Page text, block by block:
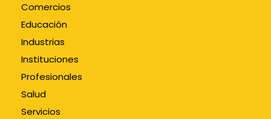
Comercios
Educación
Industrias
Instituciones
Profesionales
Salud
Servicios